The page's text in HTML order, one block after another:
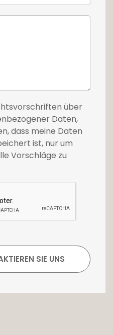
über
Daten,
dass meine Daten
ist, nur um
Vorschläge zu